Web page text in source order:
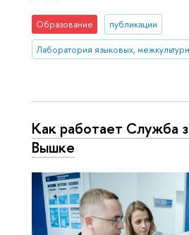
Образование публикации
Лаборатория языковых,
Как работает Служба
Вышке